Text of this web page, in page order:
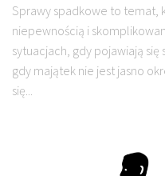
Sprawy spadkowe to temat,
niepewnością i
sytuacjach, gdy pojawiają
gdy majątek nie jest jasno
się...